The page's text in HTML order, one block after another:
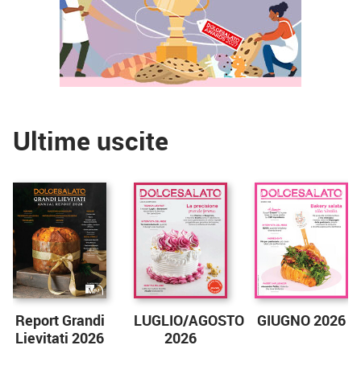
Ultime uscite
Report Grandi
Lievitati 2026
LUGLIO/AGOSTO
2026
GIUGNO 2026